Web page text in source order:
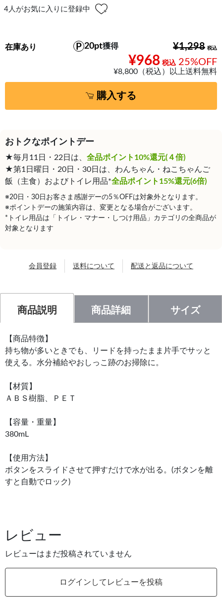
4人がお気に入りに登録中
¥1,298
¥968 25%OFF
20pt獲得
¥8,800（税込）以上送料無料
在庫あり
購入する
おトクなポイントデー
★毎月11日・22日は、 全品ポイント10%還元(４倍)
★第1日曜日・20日・30日は、わんちゃん・ねこちゃんご
飯（主食）およびトイレ用品*全品ポイント15%還元(6倍)
※20日・30日お客さま感謝デーの5％OFFは対象外となります。
※ポイントデーの施策内容は、変更となる場合がございます。
*トイレ用品は「トイレ・マナー・しつけ用品」カテゴリの全商品が
対象となります
会員登録 送料について 配送と返品について
商品説明 商品詳細 サイズ
【商品特徴】
持ち物が多いときでも、リードを持ったまま片手でサッと
使える。水分補給やおしっこ跡のお掃除に。
【材質】
ＡＢＳ樹脂、ＰＥＴ
【容量・重量】
380mL
【使用方法】
ボタンをスライドさせて押すだけで水が出る。(ボタンを離
すと自動でロック)
レビュー
レビューはまだ投稿されていません
ログインしてレビューを投稿